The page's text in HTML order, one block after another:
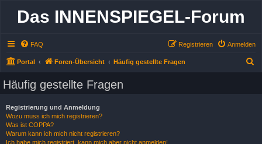
Das INNENSPIEGEL-Forum
FAQ Anmelden
Registrieren
Portal Foren-Übersicht Häufig gestellte Fragen
Häufig gestellte Fragen
Registrierung und Anmeldung
Wozu muss ich mich registrieren?
Was ist COPPA?
Warum kann ich mich nicht registrieren?
Ich habe mich registriert, kann mich aber nicht anmelden!